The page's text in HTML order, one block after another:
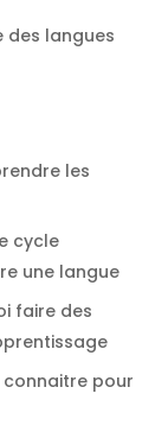
des langues
les
cycle
une langue
faire des
connaitre pour